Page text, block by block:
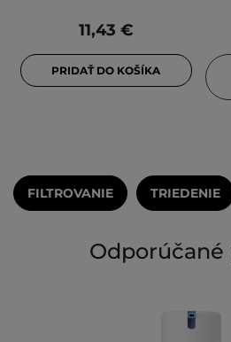
11,43 €
PRIDAŤ DO KOŠÍKA
FILTROVANIE TRIEDENIE
Odporúčané